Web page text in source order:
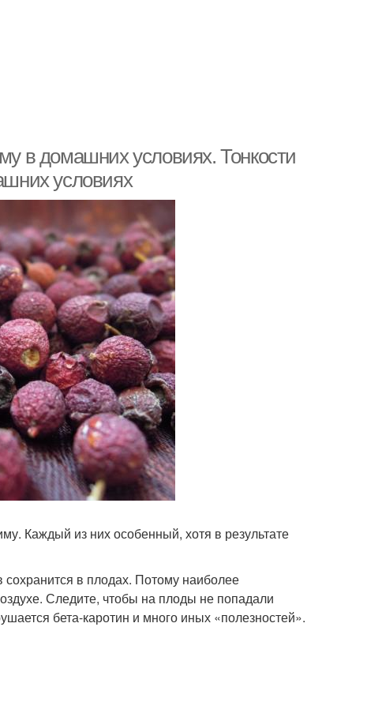
в домашних условиях. Тонкости
условиях
Каждый из них особенный, хотя в результате
в плодах. Потому наиболее
Следите, чтобы на плоды не попадали
бета-каротин и много иных «полезностей».